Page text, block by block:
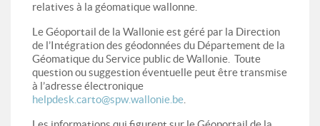
relatives à la géomatique wallonne.
Le Géoportail de la Wallonie est géré par la Direction
de l’Intégration des géodonnées du Département de la
Géomatique du Service public de Wallonie. Toute
question ou suggestion éventuelle peut être transmise
à l’adresse électronique
helpdesk.carto@spw.wallonie.be